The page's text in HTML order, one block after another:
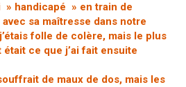
» handicapé » en train de
avec sa maîtresse dans notre
folle de colère, mais le plus
était ce que j’ai fait ensuite
de maux de dos, mais les